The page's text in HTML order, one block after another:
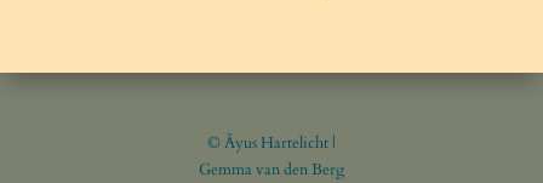
© Āyus Hartelicht |
Gemma van den Berg